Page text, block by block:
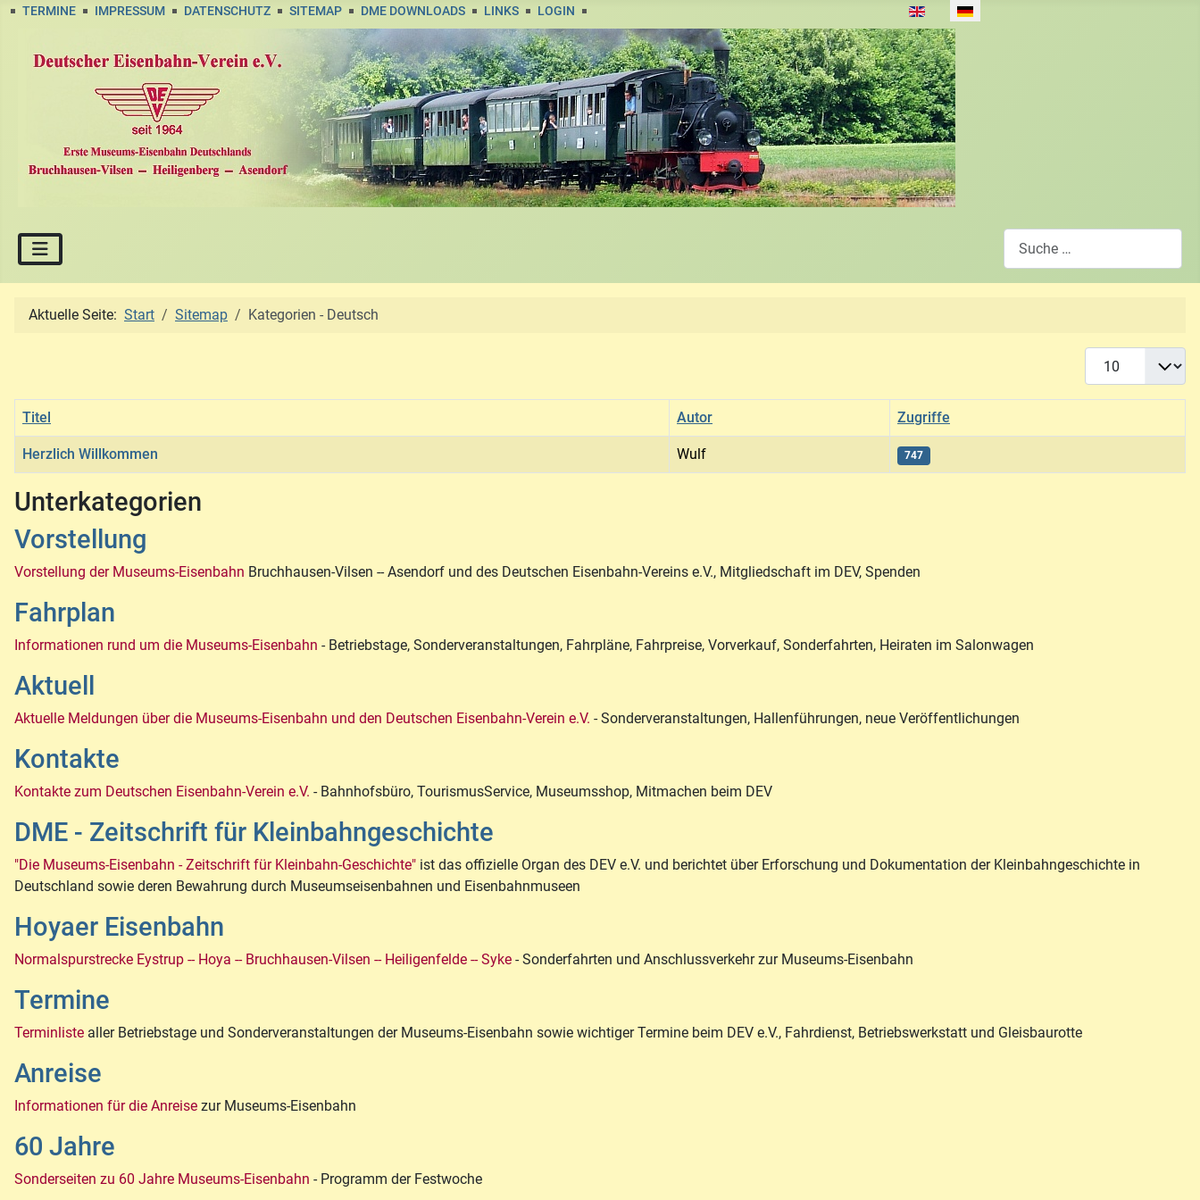
TERMINE IMPRESSUM DATENSCHUTZ SITEMAP DME DOWNLOADS LINKS LOGIN Sprache auswählen
Aktuelle Seite: Start Sitemap Kategorien - Deutsch
Anzeige #
Titel Autor Zugriffe
Herzlich Willkommen Wulf 747
Unterkategorien
Vorstellung
Vorstellung der Museums-Eisenbahn Bruchhausen-Vilsen -- Asendorf und des Deutschen Eisenbahn-Vereins e.V., Mitgliedschaft im DEV, Spenden
Fahrplan
Informationen rund um die Museums-Eisenbahn - Betriebstage, Sonderveranstaltungen, Fahrpläne, Fahrpreise, Vorverkauf, Sonderfahrten, Heiraten im Salonwagen
Aktuell
Aktuelle Meldungen über die Museums-Eisenbahn und den Deutschen Eisenbahn-Verein e.V. - Sonderveranstaltungen, Hallenführungen, neue Veröffentlichungen
Kontakte
Kontakte zum Deutschen Eisenbahn-Verein e.V. - Bahnhofsbüro, TourismusService, Museumsshop, Mitmachen beim DEV
DME - Zeitschrift für Kleinbahngeschichte
"Die Museums-Eisenbahn - Zeitschrift für Kleinbahn-Geschichte" ist das offizielle Organ des DEV e.V. und berichtet über Erforschung und Dokumentation der Kleinbahngeschichte in
Deutschland sowie deren Bewahrung durch Museumseisenbahnen und Eisenbahnmuseen
Hoyaer Eisenbahn
Normalspurstrecke Eystrup -- Hoya -- Bruchhausen-Vilsen -- Heiligenfelde -- Syke - Sonderfahrten und Anschlussverkehr zur Museums-Eisenbahn
Termine
Terminliste aller Betriebstage und Sonderveranstaltungen der Museums-Eisenbahn sowie wichtiger Termine beim DEV e.V., Fahrdienst, Betriebswerkstatt und Gleisbaurotte
Anreise
Informationen für die Anreise zur Museums-Eisenbahn
60 Jahre
Sonderseiten zu 60 Jahre Museums-Eisenbahn - Programm der Festwoche